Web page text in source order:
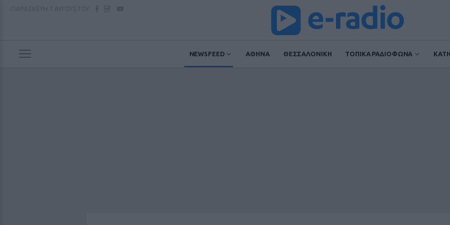
NEWSFEED ΑΘΗΝΑ ΘΕΣΣΑΛΟΝΙΚΗ ΤΟΠΙΚΑ ΡΑΔΙΟΦΩΝΑ